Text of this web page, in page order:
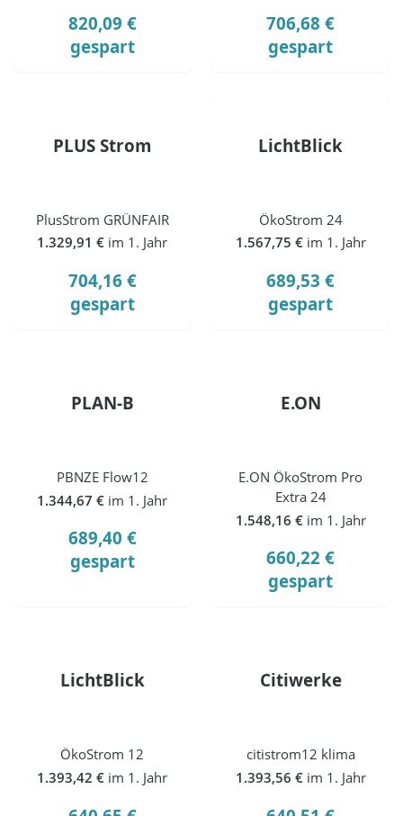
820,09 €
gespart
706,68 €
gespart
PLUS Strom
PlusStrom GRÜNFAIR
1.329,91 € im 1. Jahr
704,16 €
gespart
LichtBlick
ÖkoStrom 24
1.567,75 € im 1. Jahr
689,53 €
gespart
PLAN-B
PBNZE Flow12
1.344,67 € im 1. Jahr
689,40 €
gespart
E.ON
E.ON ÖkoStrom Pro
Extra 24
1.548,16 € im 1. Jahr
660,22 €
gespart
LichtBlick
ÖkoStrom 12
1.393,42 € im 1. Jahr
Citiwerke
citistrom12 klima
1.393,56 € im 1. Jahr